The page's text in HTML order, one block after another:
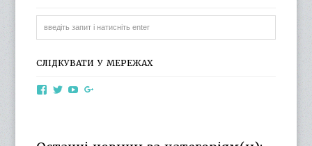
СЛІДКУВАТИ У МЕРЕЖАХ
ViewViewView